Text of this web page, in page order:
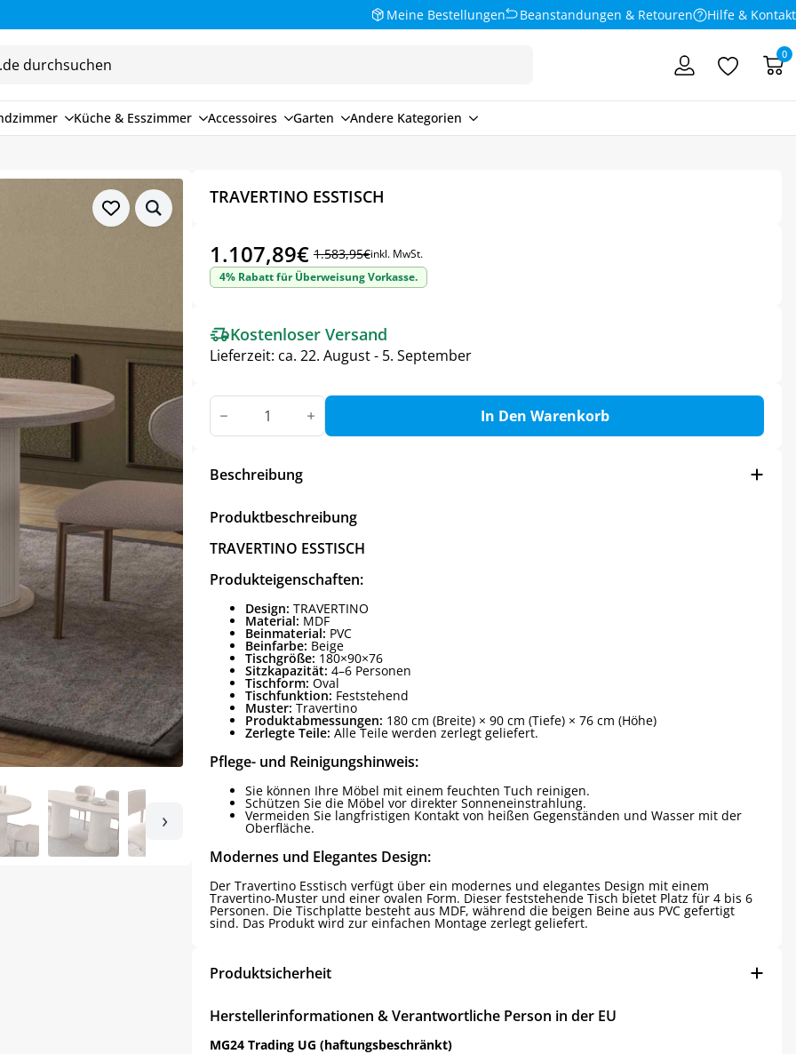
Meine Bestellungen Beanstandungen & Retouren Hilfe & Kontakt
0
Küche & Esszimmer Accessoires Garten Andere Kategorien
›
TRAVERTINO ESSTISCH
1.583,95€
Ursprünglicher
Preis
1.583,95€
1.107,89€
Aktueller
Preis
1.107,89€.
inkl. MwSt.
4% Rabatt für Überweisung Vorkasse.
Kostenloser Versand
Lieferzeit: ca. 22. August - 5. September
TRAVERTINO
ESSTISCH
Menge
In Den Warenkorb
Beschreibung
Produktbeschreibung
TRAVERTINO ESSTISCH
Produkteigenschaften:
Design: TRAVERTINO
Material: MDF
Beinmaterial: PVC
Beinfarbe: Beige
Tischgröße: 180×90×76
Sitzkapazität: 4–6 Personen
Tischform: Oval
Tischfunktion: Feststehend
Muster: Travertino
Produktabmessungen: 180 cm (Breite) × 90 cm (Tiefe) × 76 cm (Höhe)
Zerlegte Teile: Alle Teile werden zerlegt geliefert.
Pflege- und Reinigungshinweis:
Sie können Ihre Möbel mit einem feuchten Tuch reinigen.
Schützen Sie die Möbel vor direkter Sonneneinstrahlung.
Vermeiden Sie langfristigen Kontakt von heißen Gegenständen und Wasser mit der
Oberfläche.
Modernes und Elegantes Design:
Der Travertino Esstisch verfügt über ein modernes und elegantes Design mit einem
Travertino-Muster und einer ovalen Form. Dieser feststehende Tisch bietet Platz für 4 bis 6
Personen. Die Tischplatte besteht aus MDF, während die beigen Beine aus PVC gefertigt
sind. Das Produkt wird zur einfachen Montage zerlegt geliefert.
Produktsicherheit
Herstellerinformationen & Verantwortliche Person in der EU
MG24 Trading UG (haftungsbeschränkt)